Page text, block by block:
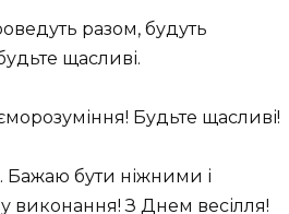
разом, будуть
щасливі.
Будьте щасливі!
Бажаю бути ніжними і
виконання! З Днем весілля!